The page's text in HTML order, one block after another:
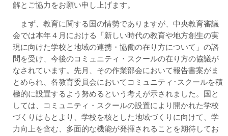
解とご協力をお願い申し上げます。
まず、教育に関する国の情勢でありますが、中央教育審議
会では本年４月における「新しい時代の教育や地方創生の実
現に向けた学校と地域の連携・協働の在り方について」の諮
問を受け、今後のコミュニティ・スクールの在り方の協議が
なされています。先月、その作業部会において報告書案がま
とめられ、各教育委員会においてコミュニティ･スクールを積
極的に設置するよう努めるという考えが示されました。国と
しては、コミュニティ・スクールの設置により開かれた学校
づくりはもとより、学校を核とした地域づくりに向けて、学
力向上を含む、多面的な機能が発揮されることを期待してお